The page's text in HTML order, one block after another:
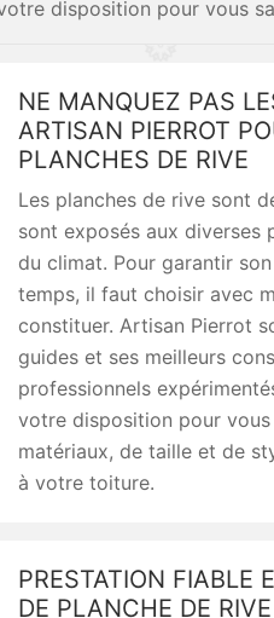
disposition pour vous
NE MANQUEZ PAS
ARTISAN PIERROT
PLANCHES DE RIVE
Les planches de rive sont
sont exposés aux diverses
du climat. Pour garantir
temps, il faut choisir avec
constituer. Artisan Pierrot
guides et ses meilleurs
professionnels
votre disposition pour
matériaux, de taille et de
à votre toiture.
PRESTATION FIABLE
DE PLANCHE DE